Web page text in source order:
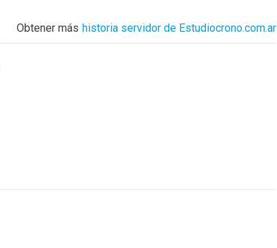
Obtener más historia servidor de Estudiocrono.com.ar